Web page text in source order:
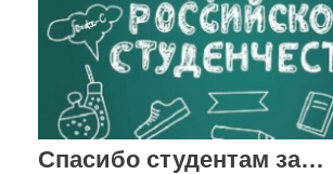
Спасибо студентам за…